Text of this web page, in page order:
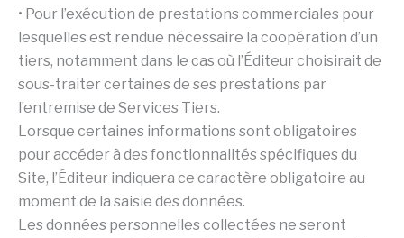
• Pour l’exécution de prestations commerciales pour
lesquelles est rendue nécessaire la coopération d’un
tiers, notamment dans le cas où l’Éditeur choisirait de
sous-traiter certaines de ses prestations par
l’entremise de Services Tiers.
Lorsque certaines informations sont obligatoires
pour accéder à des fonctionnalités spécifiques du
Site, l’Éditeur indiquera ce caractère obligatoire au
moment de la saisie des données.
Les données personnelles collectées ne seront